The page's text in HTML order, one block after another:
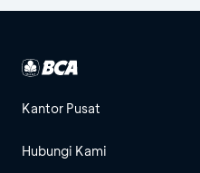
Kantor Pusat
Hubungi Kami